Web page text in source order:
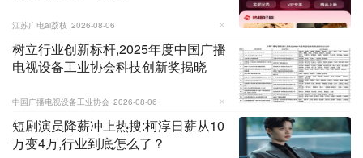
江苏广电ai荔枝 2026-08-06
树立行业创新标杆,2025年度中国广播
电视设备工业协会科技创新奖揭晓
中国广播电视设备工业协会 2026-08-06
短剧演员降薪冲上热搜:柯淳日薪从10
万变4万,行业到底怎么了？